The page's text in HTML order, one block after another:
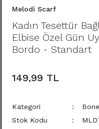
Melodi Scarf
Kadın Tesettür
Elbise Özel Gün
Bordo - Standart
149,99 TL
Kategori Bone
Stok Kodu